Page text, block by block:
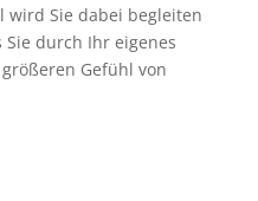
wird Sie dabei begleiten
durch Ihr eigenes
Gefühl von